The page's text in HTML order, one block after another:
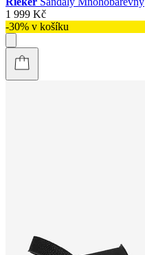
1 999 Kč
-30% v košíku